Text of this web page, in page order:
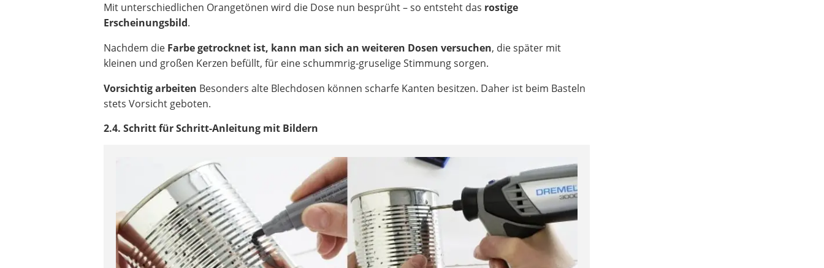
Mit unterschiedlichen Orangetönen wird die Dose nun besprüht – so entsteht das rostige
Erscheinungsbild.
Nachdem die Farbe getrocknet ist, kann man sich an weiteren Dosen versuchen, die später mit
kleinen und großen Kerzen befüllt, für eine schummrig-gruselige Stimmung sorgen.
Vorsichtig arbeiten Besonders alte Blechdosen können scharfe Kanten besitzen. Daher ist beim Basteln
stets Vorsicht geboten.
2.4. Schritt für Schritt-Anleitung mit Bildern